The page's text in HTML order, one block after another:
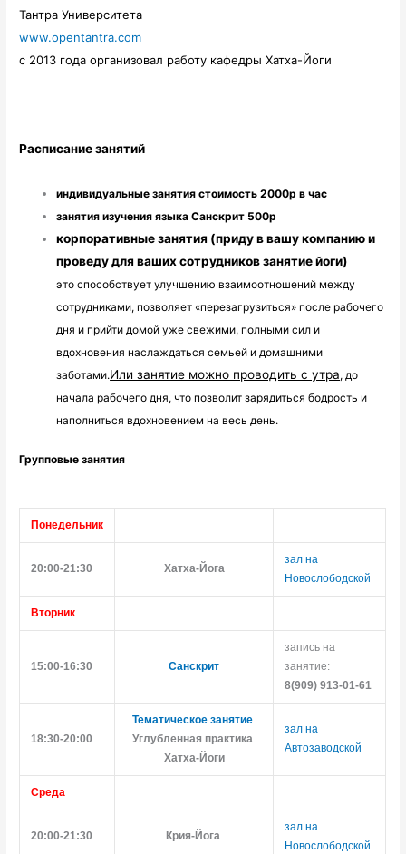
Тантра Университета
www.opentantra.com
с 2013 года организовал работу кафедры Хатха-Йоги
Расписание занятий
индивидуальные занятия стоимость 2000р в час
занятия изучения языка Санскрит 500р
корпоративные занятия (приду в вашу компанию и
проведу для ваших сотрудников занятие йоги)
это способствует улучшению взаимоотношений между
сотрудниками, позволяет «перезагрузиться» после рабочего
дня и прийти домой уже свежими, полными сил и
вдохновения наслаждаться семьей и домашними
заботами.Или занятие можно проводить с утра, до
начала рабочего дня, что позволит зарядиться бодрость и
наполниться вдохновением на весь день.
Групповые занятия
Понедельник
20:00-21:30 Хатха-Йога
зал на
Новослободской
Вторник
15:00-16:30 Санскрит
запись на
занятие:
8(909) 913-01-61
18:30-20:00
Тематическое занятие
Углубленная практика
Хатха-Йоги
зал на
Автозаводской
Среда
20:00-21:30 Крия-Йога
зал на
Новослободской